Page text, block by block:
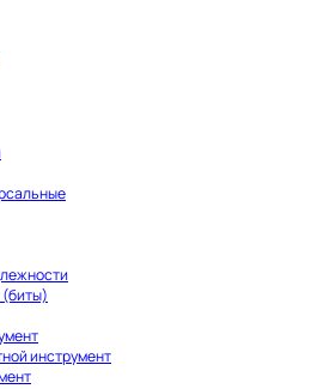
(биты)
инструмент